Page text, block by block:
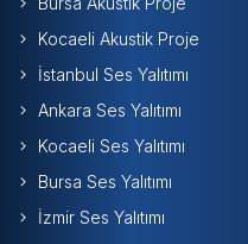
Kocaeli Akustik Proje
İstanbul Ses Yalıtımı
Ankara Ses Yalıtımı
Kocaeli Ses Yalıtımı
Bursa Ses Yalıtımı
İzmir Ses Yalıtımı